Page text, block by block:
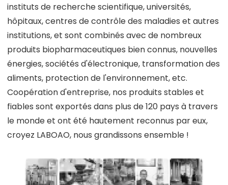
instituts de recherche scientifique, universités,
hôpitaux, centres de contrôle des maladies et autres
institutions, et sont combinés avec de nombreux
produits biopharmaceutiques bien connus, nouvelles
énergies, sociétés d'électronique, transformation des
aliments, protection de l'environnement, etc.
Coopération d'entreprise, nos produits stables et
fiables sont exportés dans plus de 120 pays à travers
le monde et ont été hautement reconnus par eux,
croyez LABOAO, nous grandissons ensemble !